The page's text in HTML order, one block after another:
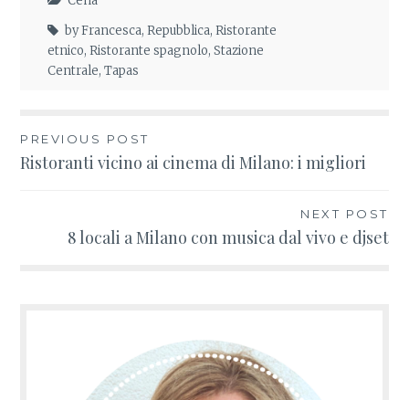
by Francesca,Repubblica,Ristorante
etnico,Ristorante spagnolo,Stazione
Centrale,Tapas
Navigazione
PREVIOUS POST
Ristoranti vicino ai cinema di Milano: i migliori
NEXT POST
8 locali a Milano con musica dal vivo e djset